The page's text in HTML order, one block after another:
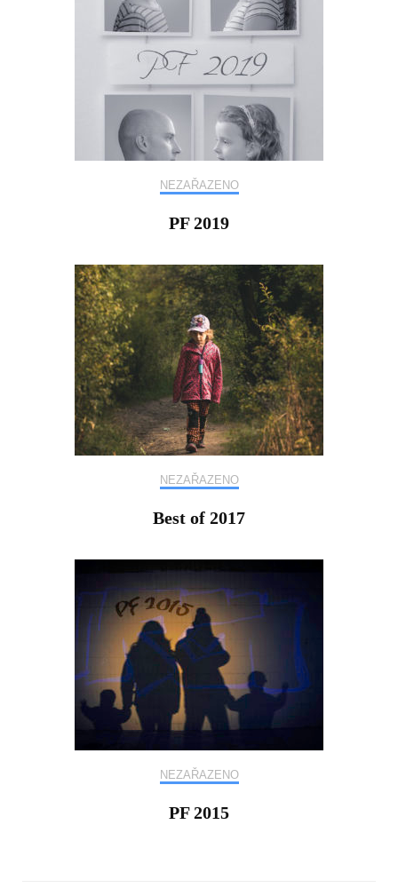
NEZAŘAZENO
PF 2019
NEZAŘAZENO
Best of 2017
NEZAŘAZENO
PF 2015